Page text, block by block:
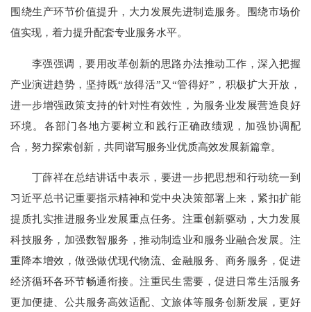
围绕生产环节价值提升，大力发展先进制造服务。围绕市场价
值实现，着力提升配套专业服务水平。
李强强调，要用改革创新的思路办法推动工作，深入把握
产业演进趋势，坚持既“放得活”又“管得好”，积极扩大开放，
进一步增强政策支持的针对性有效性，为服务业发展营造良好
环境。各部门各地方要树立和践行正确政绩观，加强协调配
合，努力探索创新，共同谱写服务业优质高效发展新篇章。
丁薛祥在总结讲话中表示，要进一步把思想和行动统一到
习近平总书记重要指示精神和党中央决策部署上来，紧扣扩能
提质扎实推进服务业发展重点任务。注重创新驱动，大力发展
科技服务，加强数智服务，推动制造业和服务业融合发展。注
重降本增效，做强做优现代物流、金融服务、商务服务，促进
经济循环各环节畅通衔接。注重民生需要，促进日常生活服务
更加便捷、公共服务高效适配、文旅体等服务创新发展，更好